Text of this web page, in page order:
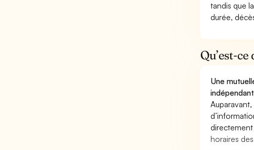
tandis que
durée,
Qu’est-
Une
directement
horaires